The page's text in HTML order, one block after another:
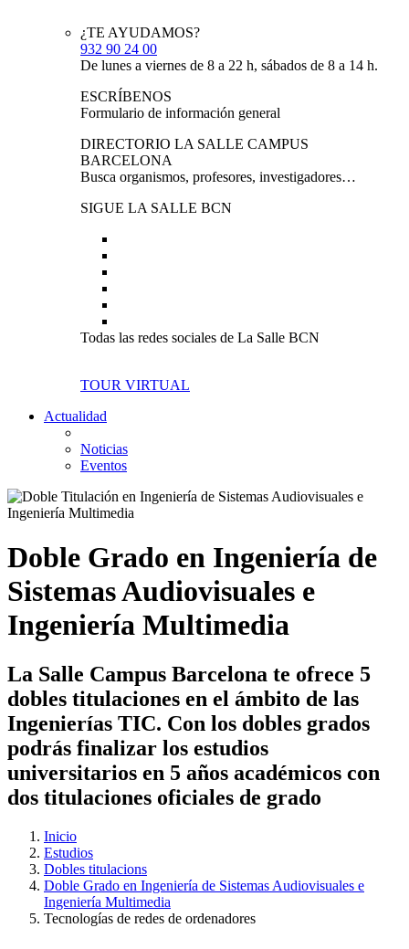
¿TE AYUDAMOS?
932 90 24 00
De lunes a viernes de 8 a 22 h, sábados de 8 a 14 h.
ESCRÍBENOS
Formulario de información general
DIRECTORIO LA SALLE CAMPUS
BARCELONA
Busca organismos, profesores, investigadores…
SIGUE LA SALLE BCN
Todas las redes sociales de La Salle BCN
TOUR VIRTUAL
Actualidad
Noticias
Eventos
Doble Grado en Ingeniería de
Sistemas Audiovisuales e
Ingeniería Multimedia
La Salle Campus Barcelona te ofrece 5
dobles titulaciones en el ámbito de las
Ingenierías TIC. Con los dobles grados
podrás finalizar los estudios
universitarios en 5 años académicos con
dos titulaciones oficiales de grado
Inicio
Estudios
Dobles titulacions
Doble Grado en Ingeniería de Sistemas Audiovisuales e
Ingeniería Multimedia
Tecnologías de redes de ordenadores